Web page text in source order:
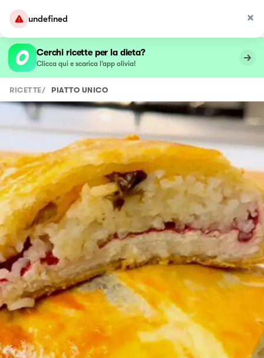
undefined
Cerchi ricette per la dieta?
Clicca qui e scarica l’app olivia!
RICETTE/ PIATTO UNICO